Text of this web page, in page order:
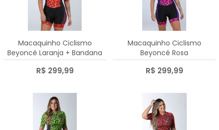
Macaquinho Ciclismo
Beyoncé Laranja + Bandana
R$ 299,99
Macaquinho Ciclismo
Beyoncé Rosa
R$ 299,99